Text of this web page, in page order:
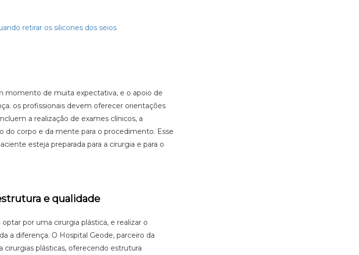
retirar os silicones dos seios
momento de muita expectativa, e o apoio de
os profissionais devem oferecer orientações
a realização de exames clínicos, a
do corpo e da mente para o procedimento. Esse
esteja preparada para a cirurgia e para o
e qualidade
por uma cirurgia plástica, e realizar o
a diferença. O Hospital Geode, parceiro da
cirurgias plásticas, oferecendo estrutura